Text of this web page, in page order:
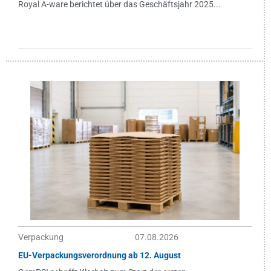
Royal A-ware berichtet über das Geschäftsjahr 2025...
Verpackung
07.08.2026
EU-Verpackungsverordnung ab 12. August